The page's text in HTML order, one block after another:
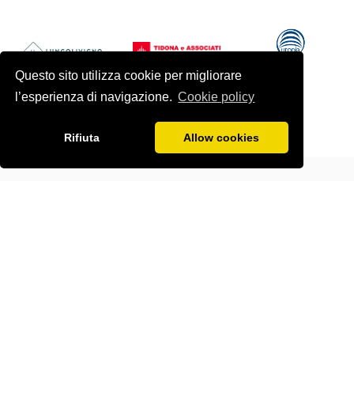
Questo sito utilizza cookie per migliorare
l’esperienza di navigazione. Cookie policy
Rifiuta Allow cookies